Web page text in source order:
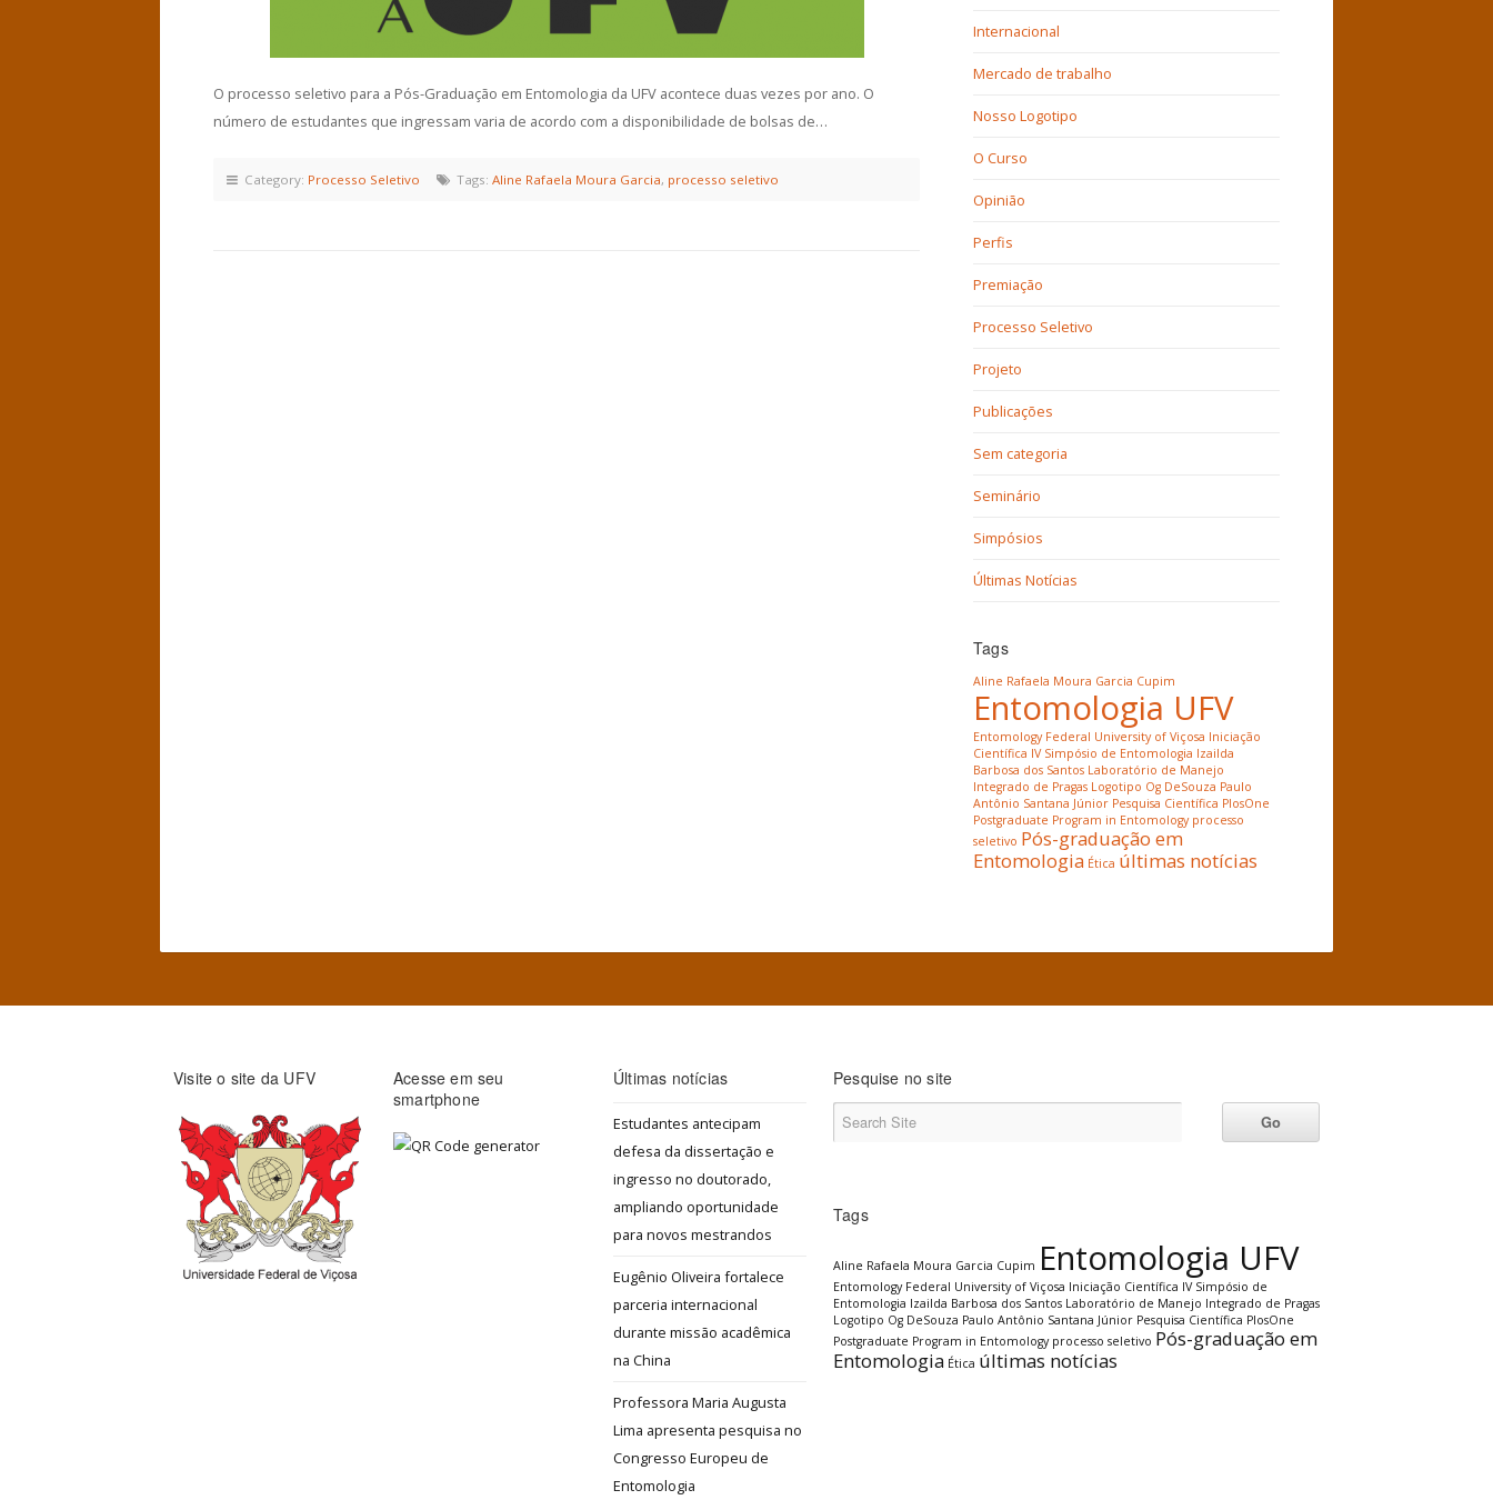
O processo seletivo para a Pós-Graduação em Entomologia da UFV acontece duas vezes por ano. O
número de estudantes que ingressam varia de acordo com a disponibilidade de bolsas de…
Category: Processo Seletivo Tags: Aline Rafaela Moura Garcia, processo seletivo
Internacional
Mercado de trabalho
Nosso Logotipo
O Curso
Opinião
Perfis
Premiação
Processo Seletivo
Projeto
Publicações
Sem categoria
Seminário
Simpósios
Últimas Notícias
Tags
Aline Rafaela Moura Garcia Cupim
Entomologia UFV
Entomology Federal University of Viçosa Iniciação
Científica IV Simpósio de Entomologia Izailda
Barbosa dos Santos Laboratório de Manejo
Integrado de Pragas Logotipo Og DeSouza Paulo
Antônio Santana Júnior Pesquisa Científica PlosOne
Postgraduate Program in Entomology processo
seletivo Pós-graduação em
Entomologia Ética últimas notícias
Visite o site da UFV
Acesse em seu
smartphone
Últimas notícias
Estudantes antecipam
defesa da dissertação e
ingresso no doutorado,
ampliando oportunidade
para novos mestrandos
Eugênio Oliveira fortalece
parceria internacional
durante missão acadêmica
na China
Professora Maria Augusta
Lima apresenta pesquisa no
Congresso Europeu de
Entomologia
Pesquise no site
Tags
Aline Rafaela Moura Garcia Cupim Entomologia UFV
Entomology Federal University of Viçosa Iniciação Científica IV Simpósio de
Entomologia Izailda Barbosa dos Santos Laboratório de Manejo Integrado de Pragas
Logotipo Og DeSouza Paulo Antônio Santana Júnior Pesquisa Científica PlosOne
Postgraduate Program in Entomology processo seletivo Pós-graduação em
Entomologia Ética últimas notícias